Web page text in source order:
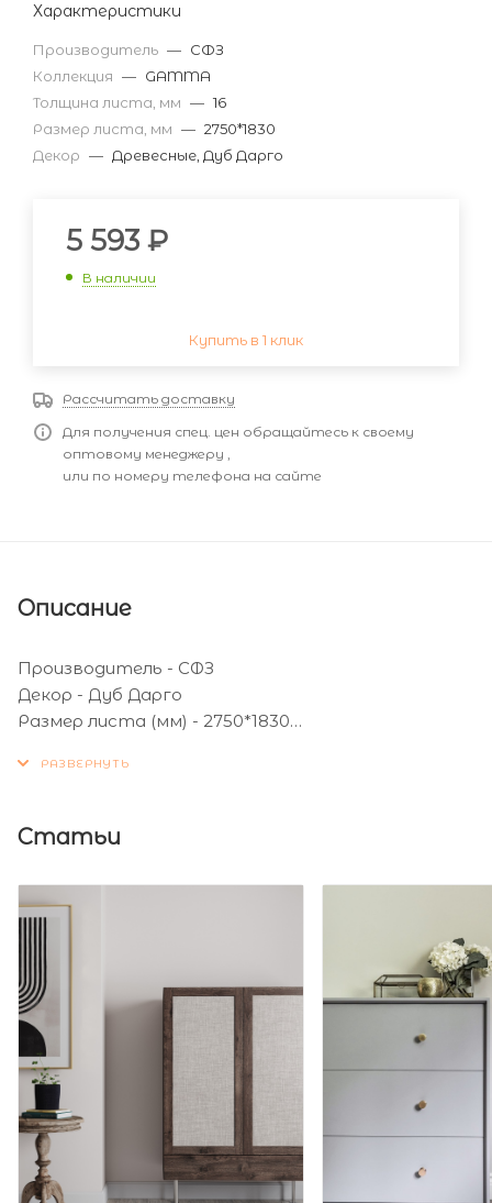
Характеристики
Производитель — СФЗ
Коллекция — GAMMA
Толщина листа, мм — 16
Размер листа, мм — 2750*1830
Декор — Древесные, Дуб Дарго
5 593 ₽
В наличии
Купить в 1 клик
Рассчитать доставку
Для получения спец. цен обращайтесь к своему
оптовому менеджеру ,
или по номеру телефона на сайте
Описание
Производитель - СФЗ
Декор - Дуб Дарго
Размер листа (мм) - 2750*1830
Статьи